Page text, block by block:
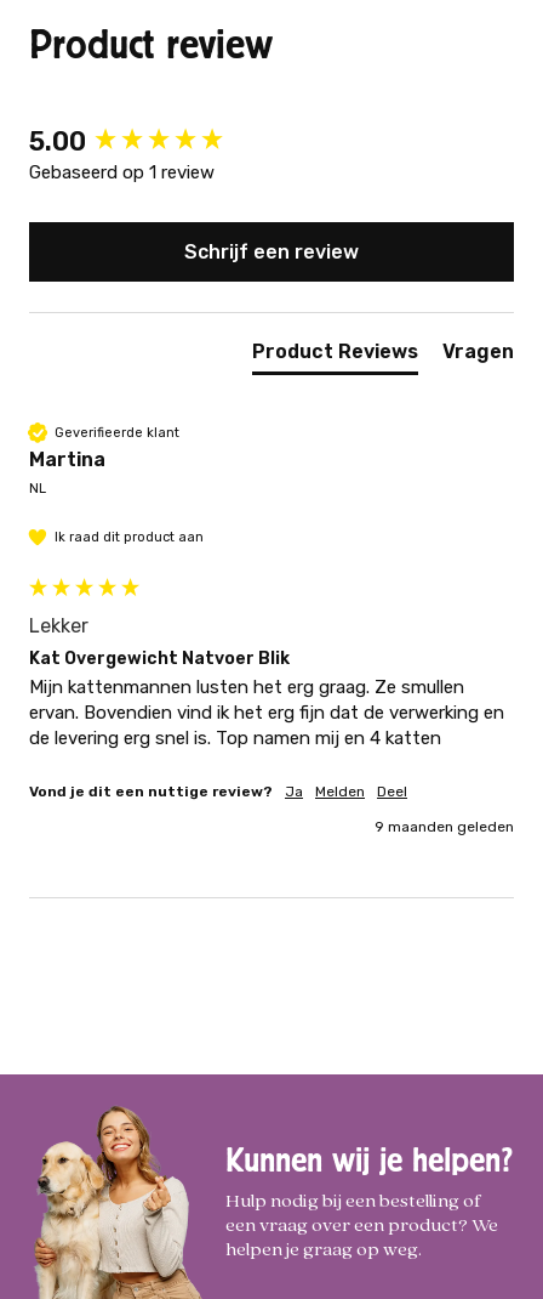
Product review
5.00
Gebaseerd op 1 review
Schrijf een review
Product Reviews Vragen
Geverifieerde klant
Martina
NL
Ik raad dit product aan
Lekker
Kat Overgewicht Natvoer Blik
Mijn kattenmannen lusten het erg graag. Ze smullen
ervan. Bovendien vind ik het erg fijn dat de verwerking en
de levering erg snel is. Top namen mij en 4 katten
Vond je dit een nuttige review? Ja Melden Deel
9 maanden geleden
New content loaded
Kunnen wij je helpen?
Hulp nodig bij een bestelling of
een vraag over een product? We
helpen je graag op weg.